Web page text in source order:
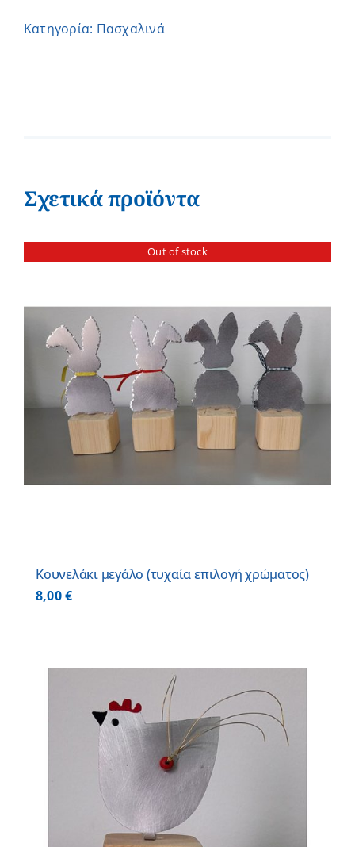
Κατηγορία: Πασχαλινά
Σχετικά προϊόντα
Out of stock
Κουνελάκι μεγάλο (τυχαία επιλογή χρώματος)
8,00€